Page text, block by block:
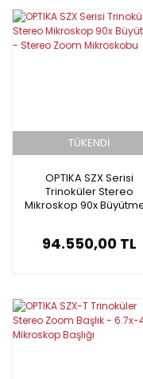
TÜKENDİ
OPTIKA SZX Serisi
Trinoküler Stereo
Mikroskop 90x
94.550,00 TL